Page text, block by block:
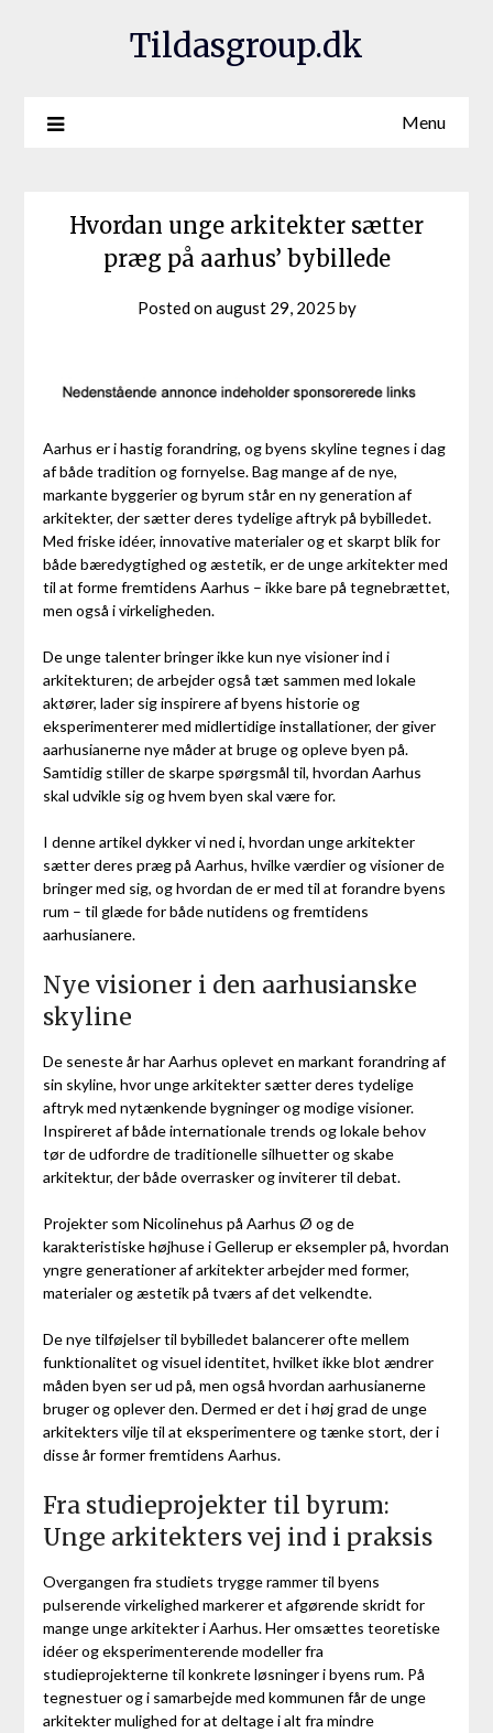
Tildasgroup.dk
Menu
Hvordan unge arkitekter sætter
præg på aarhus’ bybillede
Posted onaugust 29, 2025 by
Aarhus er i hastig forandring, og byens skyline tegnes i dag
af både tradition og fornyelse. Bag mange af de nye,
markante byggerier og byrum står en ny generation af
arkitekter, der sætter deres tydelige aftryk på bybilledet.
Med friske idéer, innovative materialer og et skarpt blik for
både bæredygtighed og æstetik, er de unge arkitekter med
til at forme fremtidens Aarhus – ikke bare på tegnebrættet,
men også i virkeligheden.
De unge talenter bringer ikke kun nye visioner ind i
arkitekturen; de arbejder også tæt sammen med lokale
aktører, lader sig inspirere af byens historie og
eksperimenterer med midlertidige installationer, der giver
aarhusianerne nye måder at bruge og opleve byen på.
Samtidig stiller de skarpe spørgsmål til, hvordan Aarhus
skal udvikle sig og hvem byen skal være for.
I denne artikel dykker vi ned i, hvordan unge arkitekter
sætter deres præg på Aarhus, hvilke værdier og visioner de
bringer med sig, og hvordan de er med til at forandre byens
rum – til glæde for både nutidens og fremtidens
aarhusianere.
Nye visioner i den aarhusianske
skyline
De seneste år har Aarhus oplevet en markant forandring af
sin skyline, hvor unge arkitekter sætter deres tydelige
aftryk med nytænkende bygninger og modige visioner.
Inspireret af både internationale trends og lokale behov
tør de udfordre de traditionelle silhuetter og skabe
arkitektur, der både overrasker og inviterer til debat.
Projekter som Nicolinehus på Aarhus Ø og de
karakteristiske højhuse i Gellerup er eksempler på, hvordan
yngre generationer af arkitekter arbejder med former,
materialer og æstetik på tværs af det velkendte.
De nye tilføjelser til bybilledet balancerer ofte mellem
funktionalitet og visuel identitet, hvilket ikke blot ændrer
måden byen ser ud på, men også hvordan aarhusianerne
bruger og oplever den. Dermed er det i høj grad de unge
arkitekters vilje til at eksperimentere og tænke stort, der i
disse år former fremtidens Aarhus.
Fra studieprojekter til byrum:
Unge arkitekters vej ind i praksis
Overgangen fra studiets trygge rammer til byens
pulserende virkelighed markerer et afgørende skridt for
mange unge arkitekter i Aarhus. Her omsættes teoretiske
idéer og eksperimenterende modeller fra
studieprojekterne til konkrete løsninger i byens rum. På
tegnestuer og i samarbejde med kommunen får de unge
arkitekter mulighed for at deltage i alt fra mindre